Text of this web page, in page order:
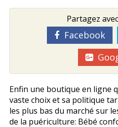
Partagez
Facebook
Enfin une boutique en ligne
vaste choix et sa politique
les plus bas du marché sur
de la puériculture: Bébé